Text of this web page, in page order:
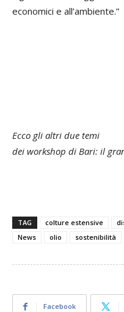
economici e all’ambiente.”
Ecco gli altri due temi
dei workshop di Bari: il
TAG colture estensive
News
olio sostenibilità
Facebook